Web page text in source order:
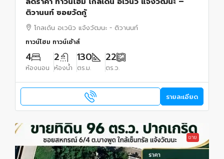
ติวานนท์ ซอยวัดกู้
โกลเด้น อเวนิว แจ้งวัฒนะ - ติวานนท์
ทาวน์โฮม ทาวน์เฮ้าส์
4
ห้องนอน
2
ห้องน้ำ
130
ตร.ม.
22
ตร.ว.
รายละเอียด
ขาย